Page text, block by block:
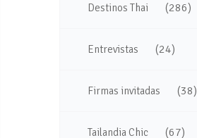
Destinos Thai (286)
Entrevistas (24)
Firmas invitadas (38)
Tailandia Chic (67)